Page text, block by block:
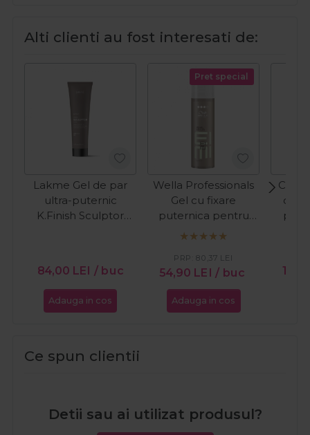
Alti clienti au fost interesati de:
Lakme Gel de par
ultra-puternic
K.Finish Sculptor
84,00 LEI / buc
Adauga in cos
Pret special
Wella Professionals
Gel cu fixare
puternica pentru
styling Eimi Pearl
54,90 LEI / buc
PRP: 80,37 LEI
Adauga in cos
Cotril
cu
Ce spun clientii
Detii sau ai utilizat produsul?